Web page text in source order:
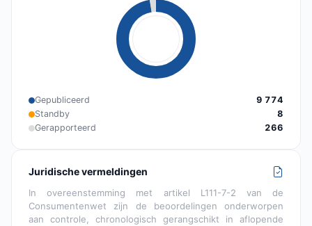
Gepubliceerd
9 774
Standby
8
Gerapporteerd
266
Juridische vermeldingen
In overeenstemming met artikel L111-7-2 van de
Consumentenwet zijn de beoordelingen onderworpen
aan controle, chronologisch gerangschikt in aflopende